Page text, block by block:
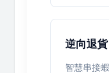
逆向退
智慧串接